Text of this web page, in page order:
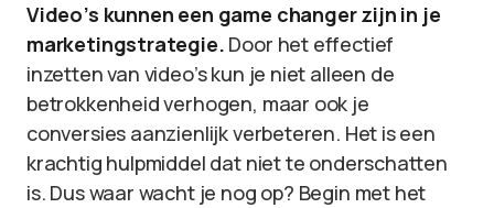
Video’s kunnen een game changer zijn in je
marketingstrategie. Door het effectief
inzetten van video’s kun je niet alleen de
betrokkenheid verhogen, maar ook je
conversies aanzienlijk verbeteren. Het is een
krachtig hulpmiddel dat niet te onderschatten
is. Dus waar wacht je nog op? Begin met het